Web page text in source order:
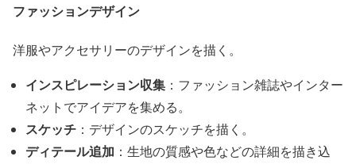
ファッションデザイン
洋服やアクセサリーのデザインを描く。
インスピレーション収集 ：ファッション雑誌やインター
ネットでアイデアを集める。
スケッチ ：デザインのスケッチを描く。
ディテール追加 ：生地の質感や色などの詳細を描き込